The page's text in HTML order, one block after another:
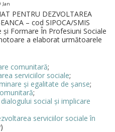
Jan
PENTRU DEZVOLTAREA
– cod SIPOCA/SMIS
Formare În Profesiuni Sociale
a elaborat următoarele
comunitară;
serviciilor sociale;
și egalitate de șanse;
;
social și implicare
serviciilor sociale în